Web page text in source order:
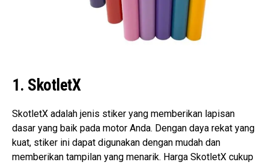
1. SkotletX
SkotletX adalah jenis stiker yang memberikan lapisan
dasar yang baik pada motor Anda. Dengan daya rekat yang
kuat, stiker ini dapat digunakan dengan mudah dan
memberikan tampilan yang menarik. Harga SkotletX cukup